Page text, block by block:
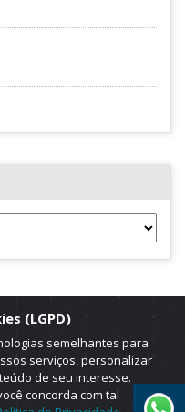
(LGPD)
semelhantes para
serviços, personalizar
de seu interesse.
concorda com tal